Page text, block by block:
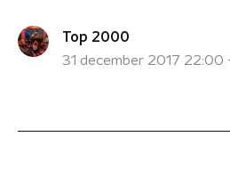
Top 2000
31 december 2017 22:00